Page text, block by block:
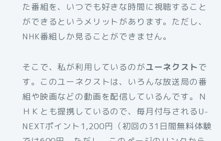
た番組を、いつでも好きな時間に視聴すること
ができるというメリットがあります。ただし、
NHK番組しか見ることができません。
そこで、私が利用しているのがユーネクストで
す。このユーネクストは、いろんな放送局の番
組や映画などの動画を配信しているんです。Ｎ
ＨＫとも提携しているので、毎月付与されるU-
NEXTポイント1,200円（初回の31日間無料体験